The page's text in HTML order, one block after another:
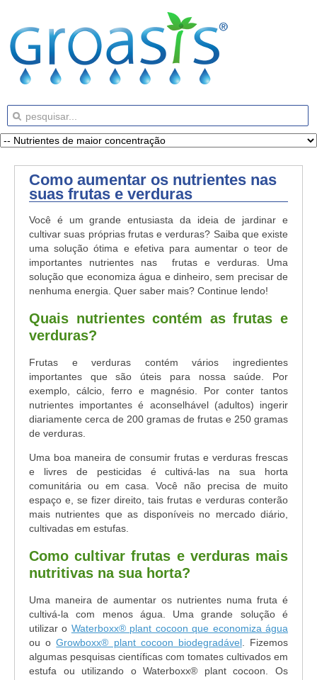
Como aumentar os nutrientes nas
suas frutas e verduras
Você é um grande entusiasta da ideia de jardinar e
cultivar suas próprias frutas e verduras? Saiba que existe
uma solução ótima e efetiva para aumentar o teor de
importantes nutrientes nas frutas e verduras. Uma
solução que economiza água e dinheiro, sem precisar de
nenhuma energia. Quer saber mais? Continue lendo!
Quais nutrientes contém as frutas e
verduras?
Frutas e verduras contém vários ingredientes
importantes que são úteis para nossa saúde. Por
exemplo, cálcio, ferro e magnésio. Por conter tantos
nutrientes importantes é aconselhável (adultos) ingerir
diariamente cerca de 200 gramas de frutas e 250 gramas
de verduras.
Uma boa maneira de consumir frutas e verduras frescas
e livres de pesticidas é cultivá-las na sua horta
comunitária ou em casa. Você não precisa de muito
espaço e, se fizer direito, tais frutas e verduras conterão
mais nutrientes que as disponíveis no mercado diário,
cultivadas em estufas.
Como cultivar frutas e verduras mais
nutritivas na sua horta?
Uma maneira de aumentar os nutrientes numa fruta é
cultivá-la com menos água. Uma grande solução é
utilizar o Waterboxx® plant cocoon que economiza água
ou oGrowboxx® plant cocoon biodegradável. Fizemos
algumas pesquisas científicas com tomates cultivados em
estufa ou utilizando o Waterboxx® plant cocoon. Os